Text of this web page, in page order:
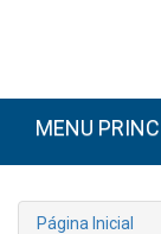
MENU
Página Inicial